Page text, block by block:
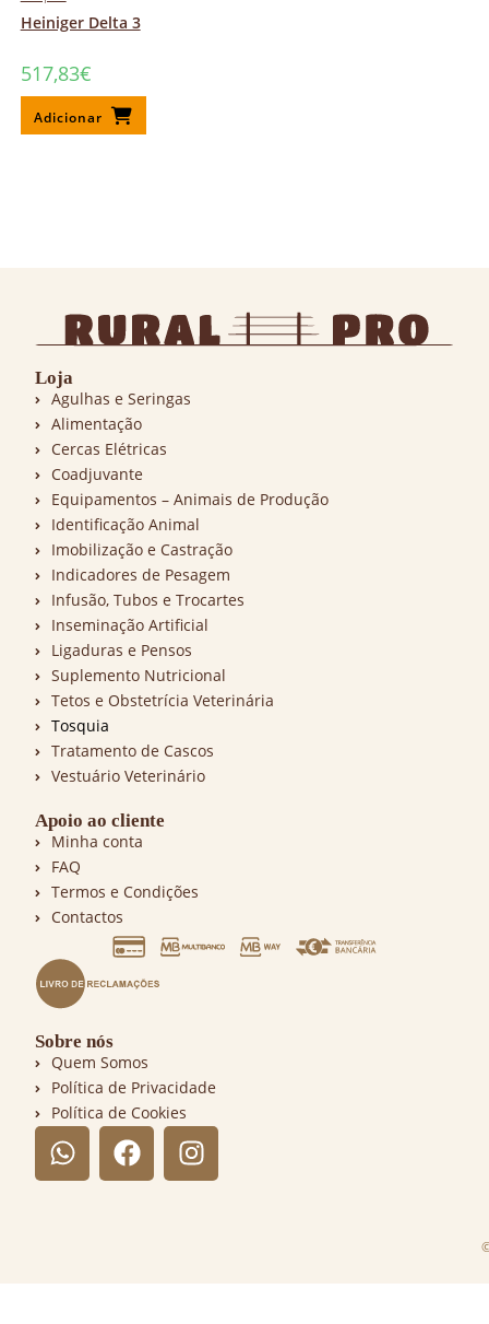
Heiniger Delta 3
517,83€
Adicionar
Loja
Agulhas e Seringas
Alimentação
Cercas Elétricas
Coadjuvante
Equipamentos – Animais de Produção
Identificação Animal
Imobilização e Castração
Indicadores de Pesagem
Infusão, Tubos e Trocartes
Inseminação Artificial
Ligaduras e Pensos
Suplemento Nutricional
Tetos e Obstetrícia Veterinária
Tosquia
Tratamento de Cascos
Vestuário Veterinário
Apoio ao cliente
Minha conta
FAQ
Termos e Condições
Contactos
Sobre nós
Quem Somos
Política de Privacidade
Política de Cookies